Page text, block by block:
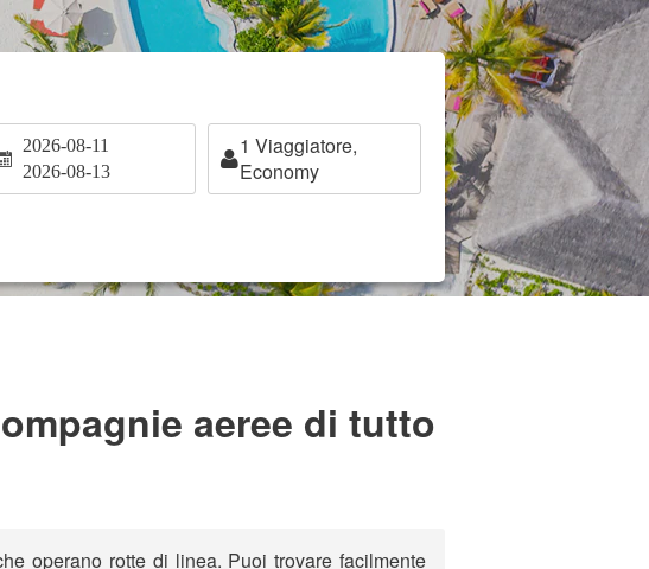
2026-08-11
2026-08-13
1 Viaggiatore,
Economy
aeree di tutto
operano rotte di linea. Puoi trovare facilmente